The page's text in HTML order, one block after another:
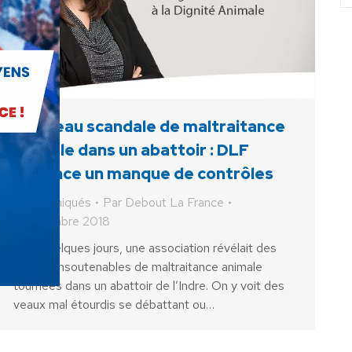
Nouveau scandale de maltraitance
animale dans un abattoir : DLF
dénonce un manque de contrôles
Communiqués Par Debout La France
6 novembre 2018
Il y a quelques jours, une association révélait des
images insoutenables de maltraitance animale
tournées dans un abattoir de l’Indre. On y voit des
veaux mal étourdis se débattant ou…